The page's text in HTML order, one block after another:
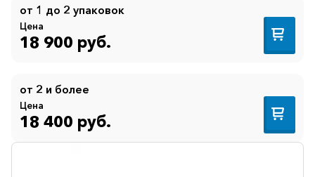
от 1 до 2 упаковок
Цена
18 900 руб.
от 2 и более
Цена
18 400 руб.